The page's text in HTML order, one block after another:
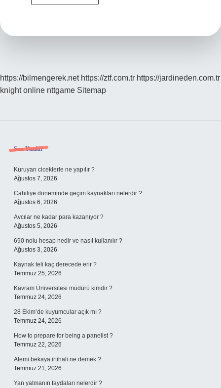
Nedir
https://bilmengerek.net https://ztf.com.tr https://jardineden.com.tr
knight online nttgame Sitemap
Sidebar
Son Yazılar
Kuruyan ciceklerle ne yapılır ?
Ağustos 7, 2026
Cahiliye döneminde geçim kaynakları nelerdir ?
Ağustos 6, 2026
Avcılar ne kadar para kazanıyor ?
Ağustos 5, 2026
690 nolu hesap nedir ve nasıl kullanılır ?
Ağustos 3, 2026
Kaynak teli kaç derecede erir ?
Temmuz 25, 2026
Kavram Üniversitesi müdürü kimdir ?
Temmuz 24, 2026
28 Ekim’de kuyumcular açık mı ?
Temmuz 24, 2026
How to prepare for being a panelist ?
Temmuz 22, 2026
Alemi bekaya irtihali ne demek ?
Temmuz 21, 2026
Yan yatmanın faydaları nelerdir ?